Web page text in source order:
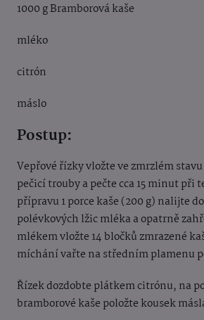
1000 g Bramborová kaše
mléko
citrón
máslo
Postup:
Vepřové řízky vložte ve zmrzlém
pečicí trouby a pečte cca 15 minut při
přípravu 1 porce kaše (200 g) nalijte
polévkových lžic mléka a opatrně
mlékem vložte 14 bločků zmrazené
míchání vařte na středním plamenu
Řízek dozdobte plátkem citrónu, na
bramborové kaše položte kousek